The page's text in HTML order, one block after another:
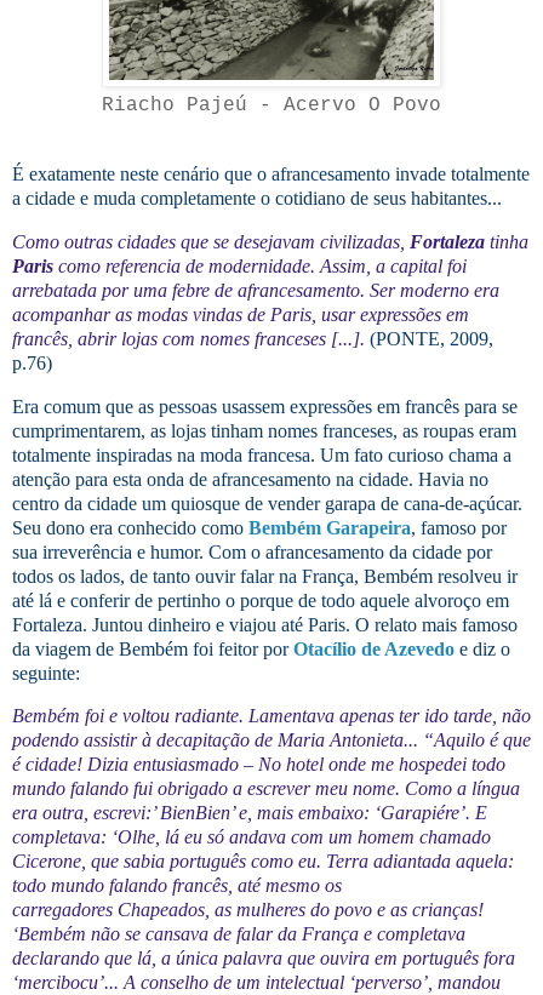
Riacho Pajeú - Acervo O Povo
É exatamente neste cenário que o afrancesamento invade totalmente
a cidade e muda completamente o cotidiano de seus habitantes...
Como outras cidades que se desejavam civilizadas, Fortaleza tinha
Paris como referencia de modernidade. Assim, a capital foi
arrebatada por uma febre de afrancesamento. Ser moderno era
acompanhar as modas vindas de Paris, usar expressões em
francês, abrir lojas com nomes franceses [...]. (PONTE, 2009,
p.76)
Era comum que as pessoas usassem expressões em francês para se
cumprimentarem, as lojas tinham nomes franceses, as roupas eram
totalmente inspiradas na moda francesa. Um fato curioso chama a
atenção para esta onda de afrancesamento na cidade. Havia no
centro da cidade um quiosque de vender garapa de cana-de-açúcar.
Seu dono era conhecido como Bembém Garapeira, famoso por
sua irreverência e humor. Com o afrancesamento da cidade por
todos os lados, de tanto ouvir falar na França, Bembém resolveu ir
até lá e conferir de pertinho o porque de todo aquele alvoroço em
Fortaleza. Juntou dinheiro e viajou até Paris. O relato mais famoso
da viagem de Bembém foi feitor porOtacílio de Azevedo e diz o
seguinte:
Bembém foi e voltou radiante. Lamentava apenas ter ido tarde, não
podendo assistir à decapitação de Maria Antonieta... “Aquilo é que
é cidade! Dizia entusiasmado – No hotel onde me hospedei todo
mundo falando fui obrigado a escrever meu nome. Como a língua
era outra, escrevi:’ BienBien’ e, mais embaixo: ‘Garapiére’. E
completava: ‘Olhe, lá eu só andava com um homem chamado
Cicerone, que sabia português como eu. Terra adiantada aquela:
todo mundo falando francês, até mesmo os
carregadores Chapeados, as mulheres do povo e as crianças!
‘Bembém não se cansava de falar da França e completava
declarando que lá, a única palavra que ouvira em português fora
‘mercibocu’... A conselho de um intelectual ‘perverso’, mandou